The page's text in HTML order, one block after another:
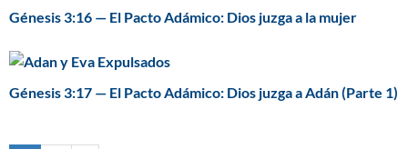
Génesis 3:16 — El Pacto Adámico: Dios juzga a la mujer
Génesis 3:17 — El Pacto Adámico: Dios juzga a Adán (Parte 1)